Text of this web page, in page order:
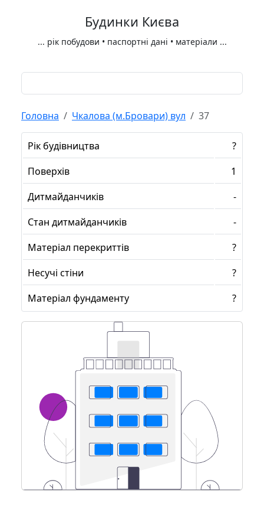
Будинки Києва
... рік побудови • паспортні дані • матеріали ...
Головна Чкалова (м.Бровари) вул 37
Рік будівництва
?
Поверхів
1
Дитмайданчиків
-
Стан дитмайданчиків
-
Матеріал перекриттів
?
Несучі стіни
?
Матеріал фундаменту
?